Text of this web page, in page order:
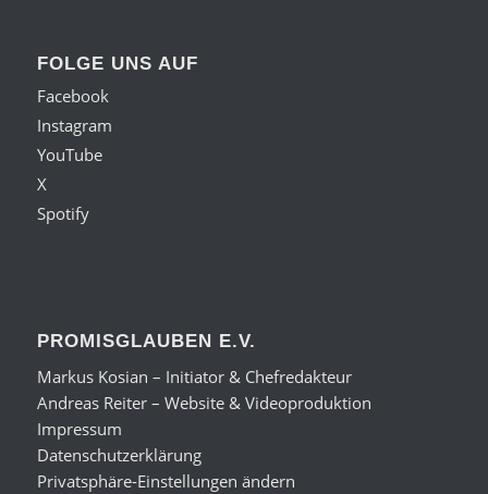
FOLGE UNS AUF
Facebook
Instagram
YouTube
X
Spotify
PROMISGLAUBEN E.V.
Markus Kosian – Initiator & Chefredakteur
Andreas Reiter – Website & Videoproduktion
Impressum
Datenschutzerklärung
Privatsphäre-Einstellungen ändern